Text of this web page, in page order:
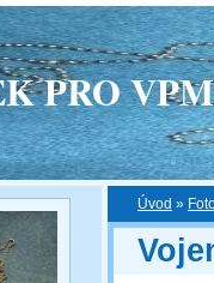
PRO
Úvod »